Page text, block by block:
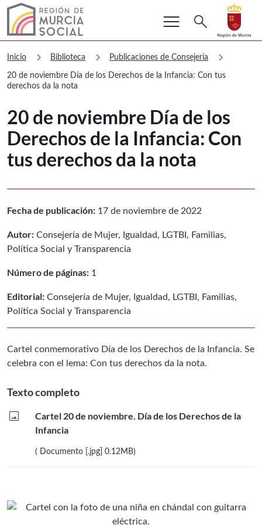
Murcia Social 20 de noviembre Día
Volver a
Ir a
menu Buscar
search
Inicio chevron_right Biblioteca chevron_right Publicaciones de Consejería chevron_right
20 de noviembre Día de los Derechos de la Infancia: Con tus
derechos da la nota
20 de noviembre Día de los
Derechos de la Infancia: Con
tus derechos da la nota
Fecha de publicación: 17 de noviembre de 2022
Autor: Consejería de Mujer, Igualdad, LGTBI, Familias,
Política Social y Transparencia
Número de páginas: 1
Editorial: Consejería de Mujer, Igualdad, LGTBI, Familias,
Política Social y Transparencia
Cartel conmemorativo Día de los Derechos de la Infancia. Se
celebra con el lema: Con tus derechos da la nota.
Texto completo
image
Cartel 20 de noviembre. Día de los Derechos de la
Infancia
( Documento [.jpg] 0.12MB)